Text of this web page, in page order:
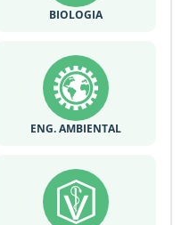
BIOLOGIA
ENG. AMBIENTAL